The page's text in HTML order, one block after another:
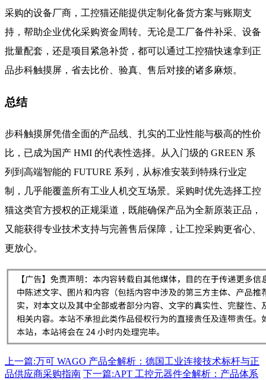
采购的设备厂商，工控猫还能提供定制化备货方案与账期支
持，帮助企业优化采购资金周转。无论是工厂备件补采、设备
批量配套，还是项目紧急补货，都可以通过工控猫快速拿到正
品步科触摸屏，省去比价、验真、售后对接的诸多麻烦。
总结
步科触摸屏凭借全面的产品线、扎实的工业性能与极高的性价
比，已成为国产 HMI 的代表性选择。从入门级的 GREEN 系
列到高端智能的 FUTURE 系列，从标准安装到特殊行业定
制，几乎能覆盖所有工业人机交互场景。采购时优先选择工控
猫这类官方授权的正规渠道，既能确保产品为全新原装正品，
又能获得专业技术支持与完善售后保障，让工控采购更省心、
更放心。
上一篇:万可 WAGO 产品全解析：德国工业连接技术标杆与正
品供应商采购指南 下一篇:APT 工控元器件全解析：产品体系